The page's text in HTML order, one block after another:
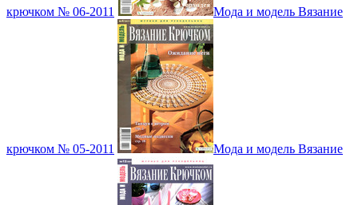
крючком № 06-2011 Мода и модель Вязание
крючком № 05-2011 Мода и модель Вязание